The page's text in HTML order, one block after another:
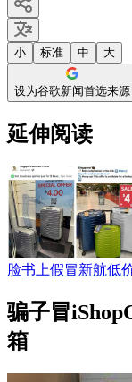
小 标准 中 大
设为谷歌新闻首选来源
延伸阅读
脸书上假冒新航低
骗子冒
箱